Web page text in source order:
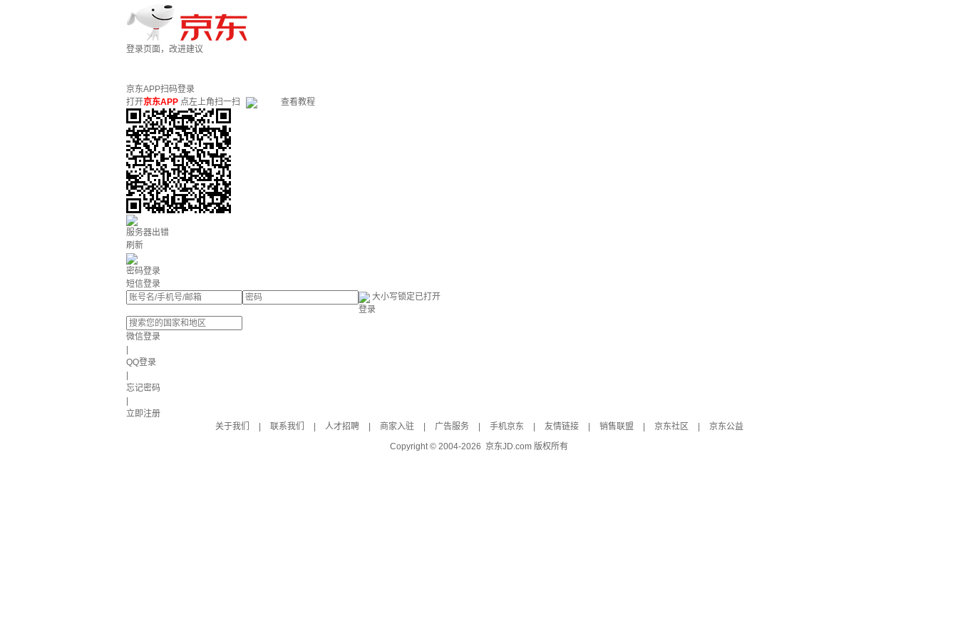
登录页面，改进建议
京东APP扫码登录
打开京东APP 点左上角扫一扫 查看教程
服务器出错
刷新
密码登录
短信登录
大小写锁定已打开
登录
微信登录
QQ登录
忘记密码
立即注册
关于我们
联系我们 人才招聘 商家入驻 广告服务 手机京东 友情链接 销售联盟 京东社区
京东公益
Copyright © 2004-2026 京东JD.com 版权所有